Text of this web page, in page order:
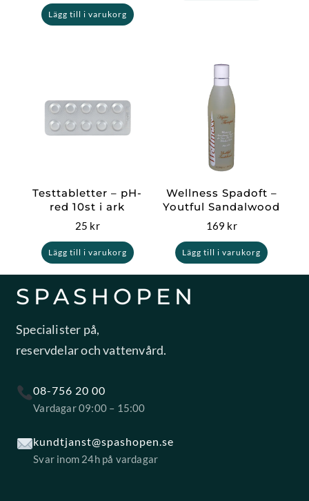
Lägg till i varukorg
Testtabletter – pH-
red 10st i ark
25 kr
Lägg till i varukorg
Wellness Spadoft –
Youtful Sandalwood
169 kr
Lägg till i varukorg
SPASHOPEN
Specialister på,
reservdelar och vattenvård.
08-756 20 00
Vardagar 09:00 – 15:00
kundtjanst@spashopen.se
Svar inom 24h på vardagar